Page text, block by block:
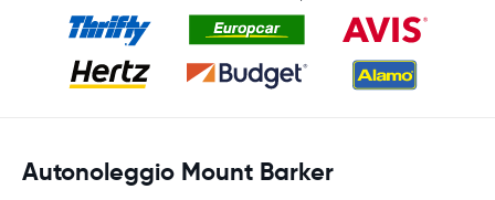
Autonoleggio Mount Barker